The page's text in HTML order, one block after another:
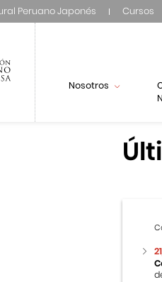
Peruano Japonés Cursos
Nosotros